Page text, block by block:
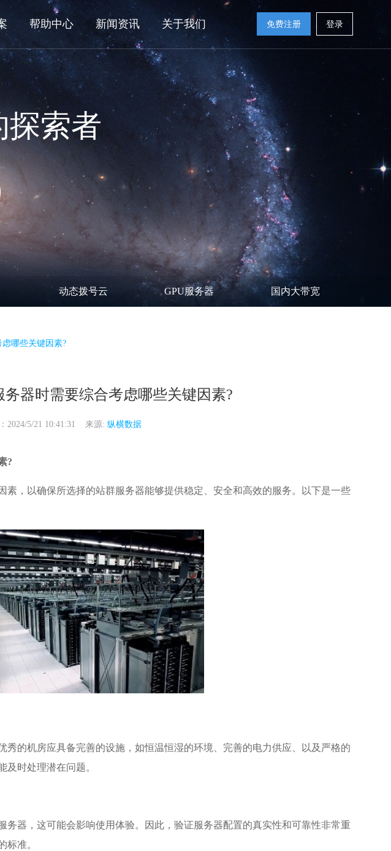
帮助中心 新闻资讯 关于我们 免费注册 登录
探索者
动态拨号云 GPU服务器 国内大带宽
哪些关键因素?
器时需要综合考虑哪些关键因素?
2024/5/21 10:41:31 来源: 纵横数据
?
素，以确保所选择的站群服务器能够提供稳定、安全和高效的服务。以下是一些
秀的机房应具备完善的设施，如恒温恒湿的环境、完善的电力供应、以及严格的
时处理潜在问题。
器，这可能会影响使用体验。因此，验证服务器配置的真实性和可靠性非常重
标准。